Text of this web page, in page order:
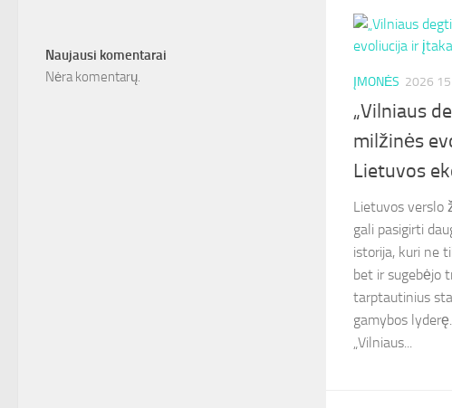
ĮMONĖS 2026 15
„Vilniaus
milžinės
Lietuvos
Lietuvos verslo
gali pasigirti
istorija, kuri ne
bet ir sugebėjo
tarptautinius
gamybos
„Vilniaus...
Naujausi komentarai
Nėra komentarų.